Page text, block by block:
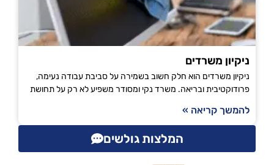
ניקיון משרדים
ניקיון משרדים הוא חלק חשוב בשמירה על סביבת עבודה נעימה,
פרודוקטיבית ובריאה. משרד נקי ומסודר משפיע לא רק על תחושת
להמשך קריאה »
המלצות גולשים